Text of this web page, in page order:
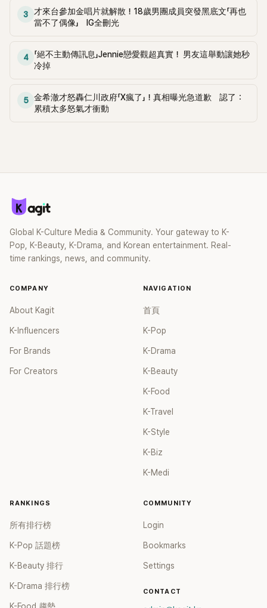
3
才來台參加金唱片就解散！18歲男團成員突發黑底文「再也
當不了偶像」 IG全刪光
4
「絕不主動傳訊息」Jennie戀愛觀超真實！ 男友這舉動讓她秒
冷掉
5
金希澈才怒轟仁川政府「X瘋了」！真相曝光急道歉 認了：
累積太多怒氣才衝動
Global K-Culture Media & Community. Your gateway to K-
Pop, K-Beauty, K-Drama, and Korean entertainment. Real-
time rankings, news, and community.
COMPANY
About Kagit
K-Influencers
For Brands
For Creators
NAVIGATION
首頁
K-Pop
K-Drama
K-Beauty
K-Food
K-Travel
K-Style
K-Biz
K-Medi
RANKINGS
所有排行榜
K-Pop 話題榜
K-Beauty 排行
K-Drama 排行榜
COMMUNITY
Login
Bookmarks
Settings
CONTACT